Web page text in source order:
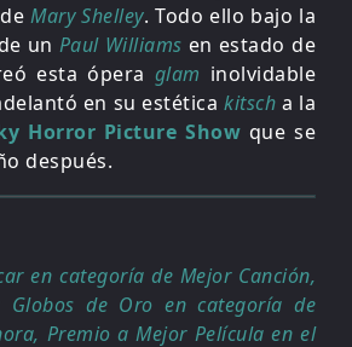
Mary Shelley. Todo ello bajo la
un Paul Williams en estado de
esta ópera glam inolvidable
en su estéticakitsch a la
Horror Picture Show que se
después.
en categoría de Mejor Canción,
Globos de Oro en categoría de
Premio a Mejor Película en el